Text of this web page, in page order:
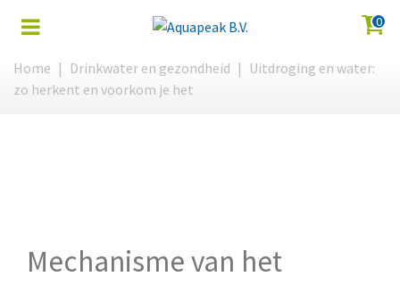
0
Home | Drinkwater en gezondheid | Uitdroging en water:
zo herkent en voorkom je het
Mechanisme van het